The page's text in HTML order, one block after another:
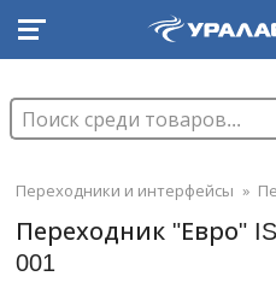
Переходники и интерфейсы »
Переходник "Евро"
001